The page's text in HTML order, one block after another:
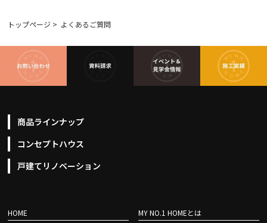
トップページ > よくあるご質問
商品ラインナップ
コンセプトハウス
戸建てリノベーション
HOME
MY NO.1 HOMEとは